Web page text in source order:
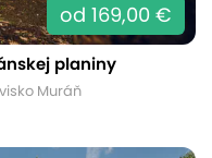
od 169,00 €
planiny
Muráň